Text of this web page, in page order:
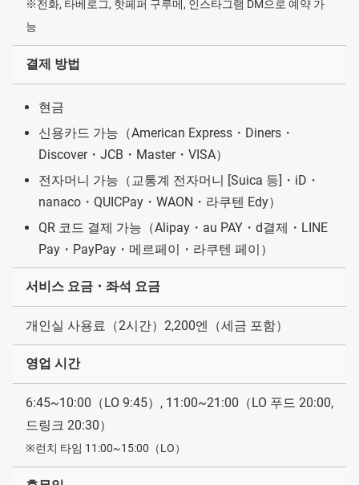
※전화, 타베로그, 핫페퍼 구루메, 인스타그램 DM으로 예약 가
능
결제 방법
현금
신용카드 가능（American Express・Diners・
Discover・JCB・Master・VISA）
전자머니 가능（교통계 전자머니 [Suica 등]・iD・
nanaco・QUICPay・WAON・라쿠텐 Edy）
QR 코드 결제 가능（Alipay・au PAY・d결제・LINE
Pay・PayPay・메르페이・라쿠텐 페이）
서비스 요금・좌석 요금
개인실 사용료（2시간）2,200엔（세금 포함）
영업 시간
6:45~10:00（LO 9:45）, 11:00~21:00（LO 푸드 20:00,
드링크 20:30）
※런치 타임 11:00~15:00（LO）